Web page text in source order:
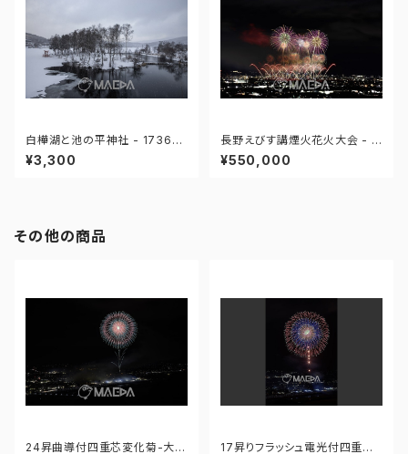
白樺湖と池の平神社 - 17364
8518071047
¥3,300
長野えびす講煙火花火大会 - 1
75264104316333
¥550,000
その他の商品
24昇曲導付四重芯変化菊-大曲
17昇りフラッシュ電光付四重芯